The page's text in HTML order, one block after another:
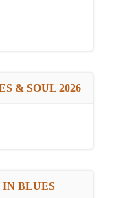
& SOUL 2026
IN BLUES